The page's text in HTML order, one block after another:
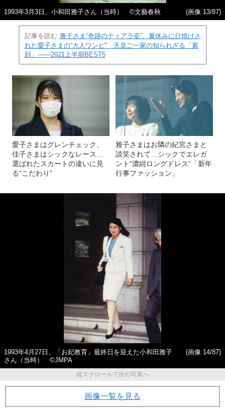
1993年3月3日、小和田雅子さん（当時） ©文藝春秋 (画像 13/87)
記事を読む 雅子さま“奇跡のティアラ姿”、夏休みに日焼けさ
れた愛子さまの“大人ワンピ” 天皇ご一家の知られざる「素
顔」――2021上半期BEST5
愛子さまはグレンチェック、
佳子さまはシックなレース…
選ばれたスカートの違いに見
る“こだわり”
雅子さまはお隣の紀宮さまと
談笑されて…シックでエレガ
ント“濃紺ロングドレス”「新年
行事ファッション」
1993年4月27日、「お妃教育」最終日を迎えた小和田雅子
さん（当時） ©JMPA
(画像 14/87)
縦スクロールで次の写真へ
画像一覧を見る